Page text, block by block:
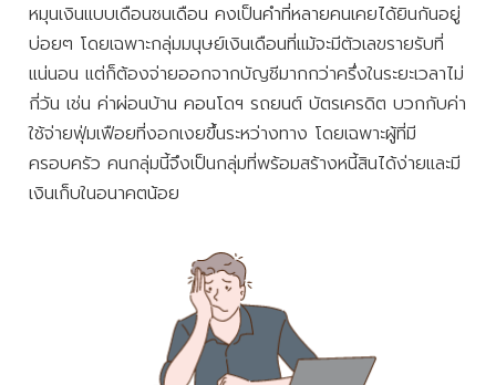
หมุนเงินแบบเดือนชนเดือน คงเป็นคำที่หลายคนเคยได้ยินกันอยู่
บ่อยๆ โดยเฉพาะกลุ่มมนุษย์เงินเดือนที่แม้จะมีตัวเลขรายรับที่
แน่นอน แต่ก็ต้องจ่ายออกจากบัญชีมากกว่าครึ่งในระยะเวลาไม่
กี่วัน เช่น ค่าผ่อนบ้าน คอนโดฯ รถยนต์ บัตรเครดิต บวกกับค่า
ใช้จ่ายฟุ่มเฟือยที่งอกเงยขึ้นระหว่างทาง โดยเฉพาะผู้ที่มี
ครอบครัว คนกลุ่มนี้จึงเป็นกลุ่มที่พร้อมสร้างหนี้สินได้ง่ายและมี
เงินเก็บในอนาคตน้อย